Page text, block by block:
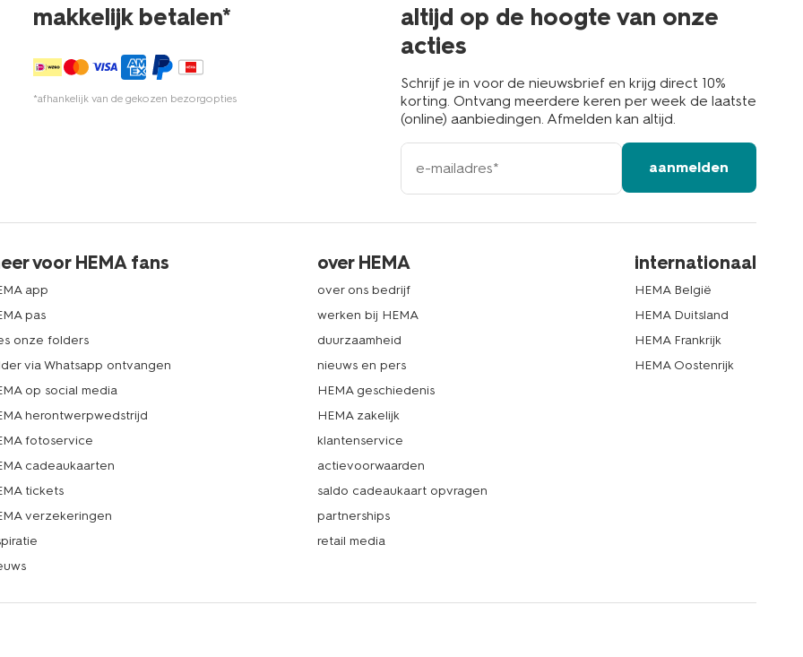
makkelijk betalen*
*afhankelijk van de gekozen bezorgopties
altijd op de hoogte van onze
acties
Schrijf je in voor de nieuwsbrief en krijg direct 10%
korting. Ontvang meerdere keren per week de laatste
(online) aanbiedingen. Afmelden kan altijd.
e-
mailadres
aanmelden
voor HEMA fans
app
pas
onze folders
via Whatsapp ontvangen
op social media
herontwerpwedstrijd
fotoservice
cadeaukaarten
tickets
verzekeringen
over HEMA
over ons bedrijf
werken bij HEMA
duurzaamheid
nieuws en pers
HEMA geschiedenis
HEMA zakelijk
klantenservice
actievoorwaarden
saldo cadeaukaart opvragen
partnerships
retail media
internationaal
HEMA België
HEMA Duitsland
HEMA Frankrijk
HEMA Oostenrijk